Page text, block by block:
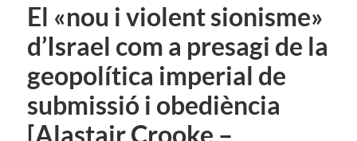
El «nou i violent sionisme»
d’Israel com a presagi de la
geopolítica imperial de
submissió i obediència
[Alastair Crooke –